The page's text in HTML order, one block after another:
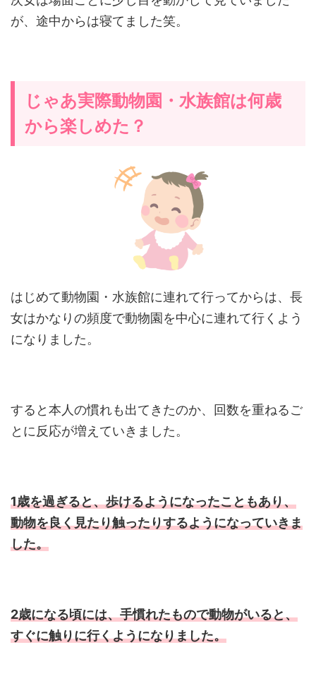
が、途中からは寝てました笑。
じゃあ実際動物園・水族館は何歳
から楽しめた？
はじめて動物園・水族館に連れて行ってからは、長
女はかなりの頻度で動物園を中心に連れて行くよう
になりました。
すると本人の慣れも出てきたのか、回数を重ねるご
とに反応が増えていきました。
1歳を過ぎると、歩けるようになったこともあり、
動物を良く見たり触ったりするようになっていきま
した。
2歳になる頃には、手慣れたもので動物がいると、
すぐに触りに行くようになりました。